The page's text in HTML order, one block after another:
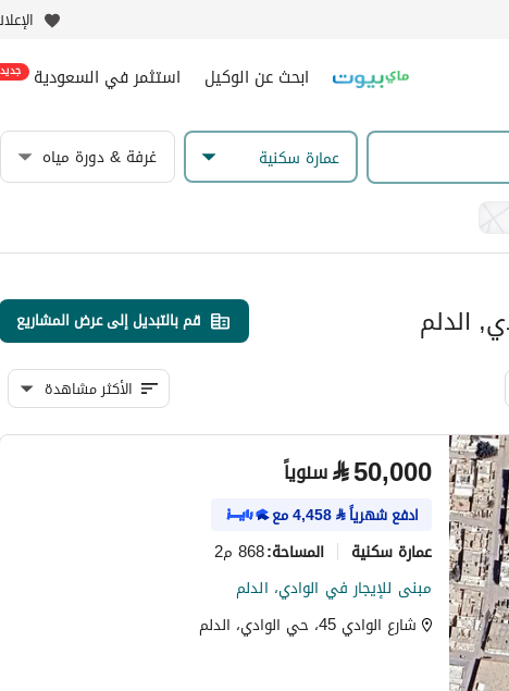
ابحث عن الوكيل استثمر في السعودية جديد
عمارة سكنية غرفة & دورة مياه
الدلم قم بالتبديل إلى عرض المشاريع
الأكثر مشاهدة
⃁50,000 سنوياً
ادفع شهرياً⃁
4,458مع
عمارة سكنية المساحة:868 م2
مبنى للإيجار في الوادي، الدلم
شارع الوادي 45، حي الوادي، الدلم